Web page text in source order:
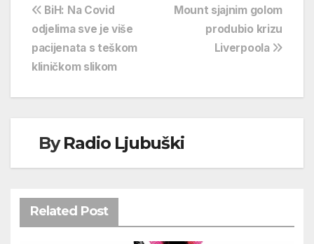
Navigacija
objava
Mount sjajnim golom
produbio krizu
Liverpoola
BiH: Na Covid
odjelima sve je više
pacijenata s teškom
kliničkom slikom
ByRadio Ljubuški
Related Post